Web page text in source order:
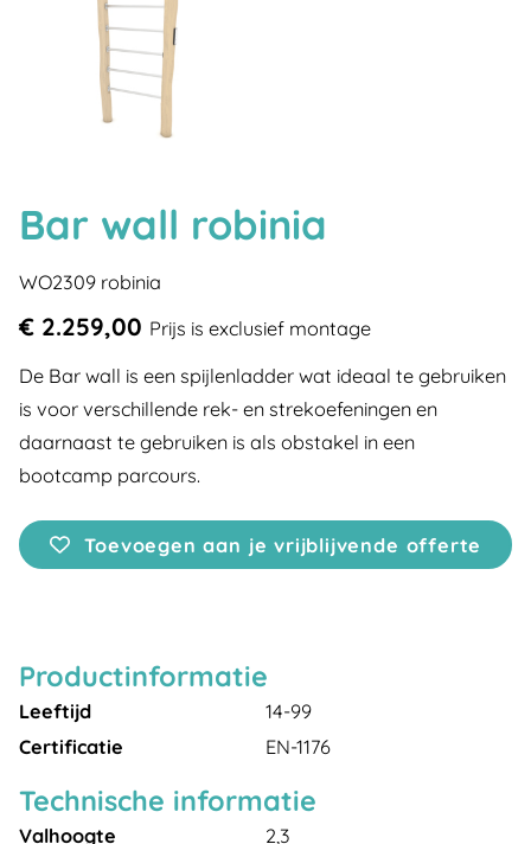
Bar wall robinia
WO2309 robinia
€ 2.259,00 Prijs is exclusief montage
De Bar wall is een spijlenladder wat ideaal te gebruiken
is voor verschillende rek- en strekoefeningen en
daarnaast te gebruiken is als obstakel in een
bootcamp parcours.
Toevoegen aan je vrijblijvende offerte
Productinformatie
Leeftijd
14-99
Certificatie
EN-1176
Technische informatie
Valhoogte
2,3